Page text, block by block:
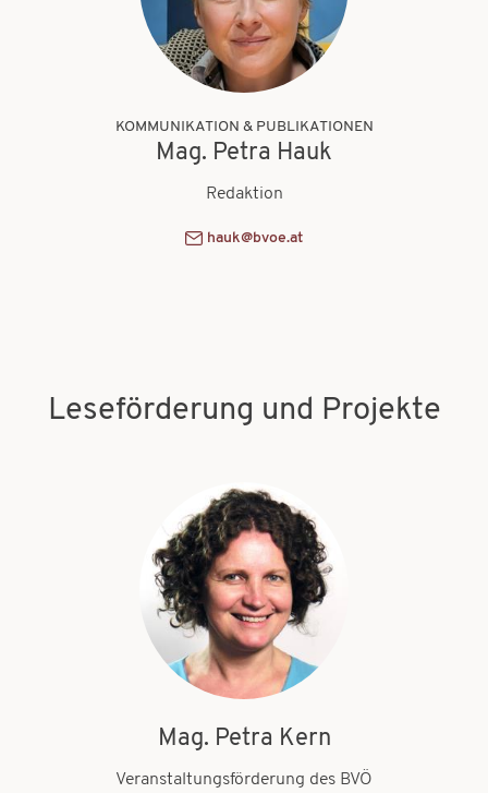
KOMMUNIKATION & PUBLIKATIONEN
Mag. Petra Hauk
Redaktion
hauk@bvoe.at
Leseförderung und Projekte
Mag. Petra Kern
Veranstaltungsförderung des BVÖ